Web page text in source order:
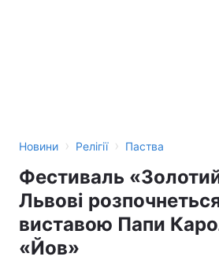
Новини › Релігії › Паства
Фестиваль
Львові
виставою Папи
«Йов»